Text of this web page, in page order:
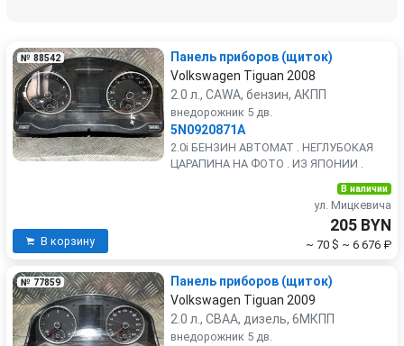
№ 88542
Панель приборов (щиток)
Volkswagen Tiguan 2008
2.0 л., CAWA, бензин, АКПП
внедорожник 5 дв.
5N0920871A
2.0i БЕНЗИН АВТОМАТ . НЕГЛУБОКАЯ
ЦАРАПИНА НА ФОТО . ИЗ ЯПОНИИ .
В корзину
В наличии
ул. Мицкевича
205 BYN
~ 70 $ ~ 6 676 ₽
№ 77859
Панель приборов (щиток)
Volkswagen Tiguan 2009
2.0 л., CBAA, дизель, 6МКПП
внедорожник 5 дв.